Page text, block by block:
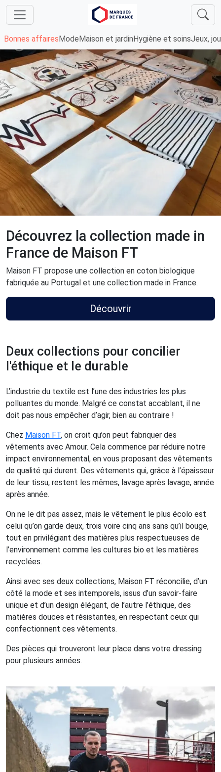
Bonnes affaires Mode Maison et jardin Hygiène et soinsJeux,
Découvrez la collection made in
France de Maison FT
Maison FT propose une collection en coton biologique
fabriquée au Portugal et une collection made in France.
Découvrir
Deux collections pour concilier
l'éthique et le durable
L’industrie du textile est l’une des industries les plus
polluantes du monde. Malgré ce constat accablant, il ne
doit pas nous empêcher d’agir, bien au contraire !
Chez Maison FT, on croit qu’on peut fabriquer des
vêtements avec Amour. Cela commence par réduire notre
impact environnemental, en vous proposant des vêtements
de qualité qui durent. Des vêtements qui, grâce à l’épaisseur
de leur tissu, restent les mêmes, lavage après lavage, année
après année.
On ne le dit pas assez, mais le vêtement le plus écolo est
celui qu’on garde deux, trois voire cinq ans sans qu’il bouge,
tout en privilégiant des matières plus respectueuses de
l’environnement comme les cultures bio et les matières
recyclées.
Ainsi avec ses deux collections, Maison FT réconcilie, d’un
côté la mode et ses intemporels, issus d’un savoir-faire
unique et d’un design élégant, de l’autre l’éthique, des
matières douces et résistantes, en respectant ceux qui
confectionnent ces vêtements.
Des pièces qui trouveront leur place dans votre dressing
pour plusieurs années.